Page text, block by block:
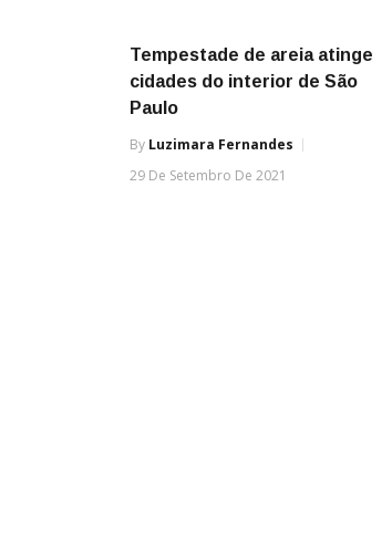
Tempestade de areia atinge
cidades do interior de São
Paulo
By Luzimara Fernandes
29 De Setembro De 2021